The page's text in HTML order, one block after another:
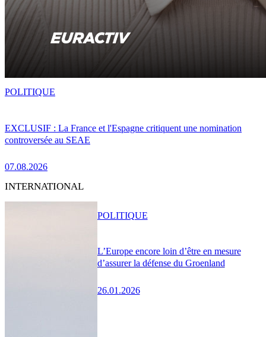
EXCLUSIF : La France et l'Espagne critiquent une nomination
controversée au SEAE
07.08.2026
POLITIQUE
INTERNATIONAL
L’Europe encore loin d’être en mesure
d’assurer la défense du Groenland
26.01.2026
POLITIQUE